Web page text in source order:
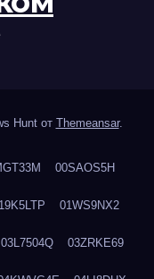
Hunt от Themeansar.
00SAOS5H
01WS9NX2
03L7504Q 03ZRKE69